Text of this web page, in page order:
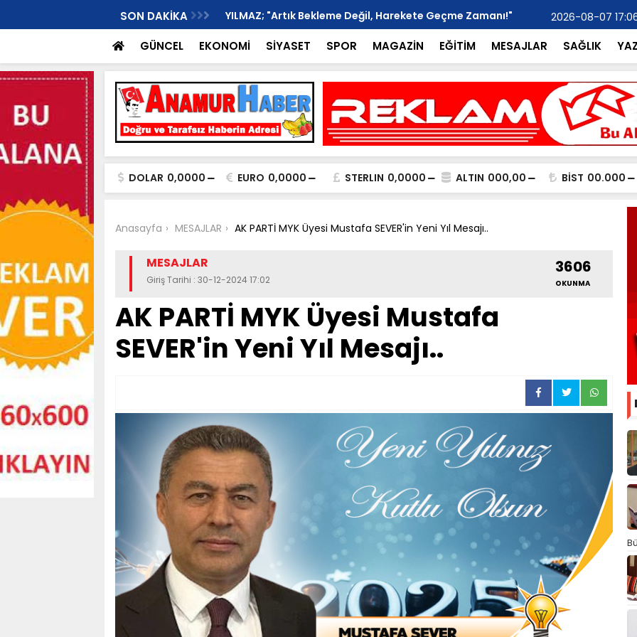
SON DAKİKA
Kanlı Bitti, 1 Kişi Ağır Yaralı.. YILMAZ; "Artık Bekleme Değil, Harekete Geçme Zamanı!" Ticaret
2026-08-07
GÜNCEL EKONOMİ SİYASET SPOR MAGAZİN EĞİTİM MESAJLAR SAĞLIK
DOLAR 0,0000 EURO 0,0000 STERLIN 0,0000 ALTIN 000,00 BİST 00.000
Anasayfa MESAJLAR AK PARTİ MYK Üyesi Mustafa SEVER'in Yeni Yıl Mesajı..
MESAJLAR
Giriş Tarihi : 30-12-2024 17:02
3606
OKUNMA
AK PARTİ MYK Üyesi Mustafa
SEVER'in Yeni Yıl Mesajı..